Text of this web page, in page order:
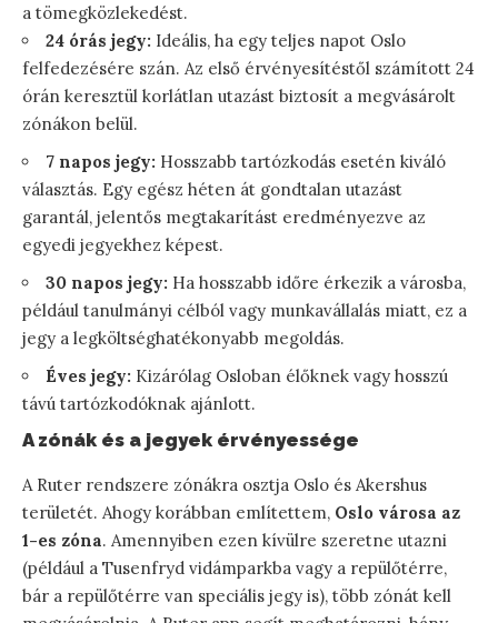
a tömegközlekedést.
24 órás jegy: Ideális, ha egy teljes napot Oslo
felfedezésére szán. Az első érvényesítéstől számított 24
órán keresztül korlátlan utazást biztosít a megvásárolt
zónákon belül.
7 napos jegy: Hosszabb tartózkodás esetén kiváló
választás. Egy egész héten át gondtalan utazást
garantál, jelentős megtakarítást eredményezve az
egyedi jegyekhez képest.
30 napos jegy: Ha hosszabb időre érkezik a városba,
például tanulmányi célból vagy munkavállalás miatt, ez a
jegy a legköltséghatékonyabb megoldás.
Éves jegy: Kizárólag Osloban élőknek vagy hosszú
távú tartózkodóknak ajánlott.
A zónák és a jegyek érvényessége
A Ruter rendszere zónákra osztja Oslo és Akershus
területét. Ahogy korábban említettem, Oslo városa az
1-es zóna. Amennyiben ezen kívülre szeretne utazni
(például a Tusenfryd vidámparkba vagy a repülőtérre,
bár a repülőtérre van speciális jegy is), több zónát kell